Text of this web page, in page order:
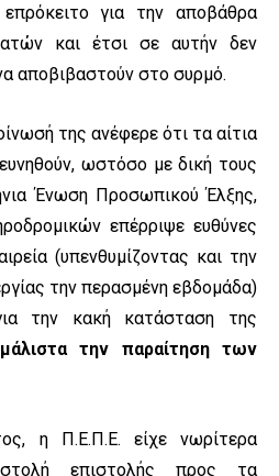
για την αποβάθρα
και έτσι σε αυτήν δεν
αποβιβαστούν στο συρμό.
της ανέφερε ότι τα αίτια
ωστόσο με δική τους
Ένωση Προσωπικού Έλξης,
επέρριψε ευθύνες
(υπενθυμίζοντας και την
την περασμένη εβδομάδα)
την κακή κατάσταση της
την παραίτηση των
η Π.Ε.Π.Ε. είχε νωρίτερα
επιστολής προς τα